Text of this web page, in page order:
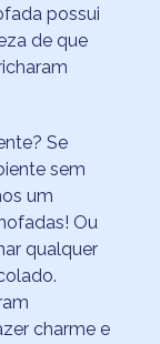
possui
de que
Se
sem
um
Ou
qualquer
charme e